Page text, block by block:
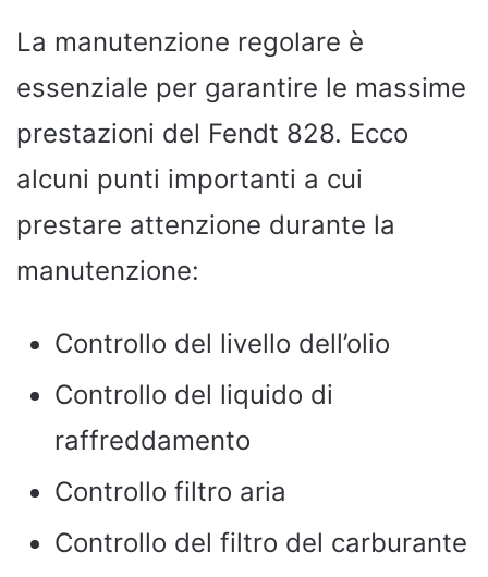
La manutenzione regolare è
essenziale per garantire le massime
prestazioni del Fendt 828. Ecco
alcuni punti importanti a cui
prestare attenzione durante la
manutenzione:
Controllo del livello dell’olio
Controllo del liquido di
raffreddamento
Controllo filtro aria
Controllo del filtro del carburante